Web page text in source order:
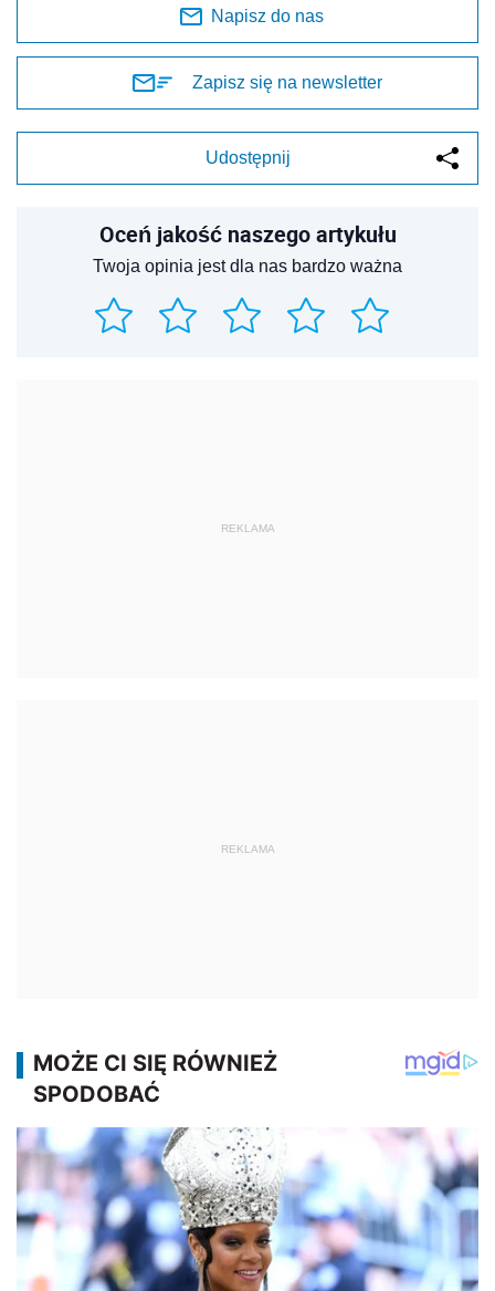
Napisz do nas
Zapisz się na newsletter
Udostępnij
Oceń jakość naszego artykułu
Twoja opinia jest dla nas bardzo ważna
REKLAMA
REKLAMA